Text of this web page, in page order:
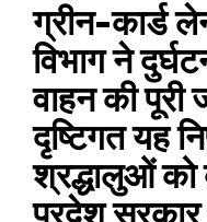
ग्रीन-कार्ड
विभाग ने
वाहन की पूरी
दृष्टिगत यह
श्रद्धालुओं को